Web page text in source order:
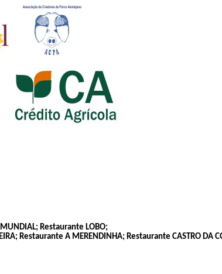
Restaurante LOBO;
Restaurante A MERENDINHA; Restaurante CASTRO DA